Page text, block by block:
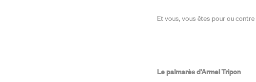
Et vous, vous êtes pour ou contre
Le palmarès d’Armel Tripon